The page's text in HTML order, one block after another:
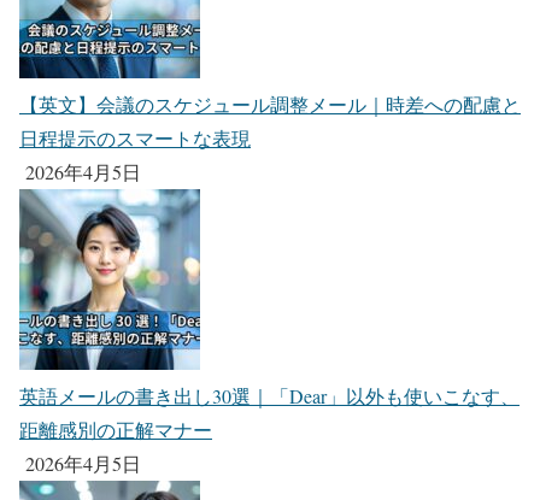
【英文】会議のスケジュール調整メール｜時差への配慮と
日程提示のスマートな表現
2026年4月5日
英語メールの書き出し30選｜「Dear」以外も使いこなす、
距離感別の正解マナー
2026年4月5日